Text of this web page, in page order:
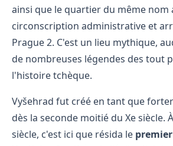
ainsi que le quartier du même nom
circonscription administrative et
Prague 2. C'est un lieu mythique,
de nombreuses légendes des tout
l'histoire tchèque.
Vyšehrad fut créé en tant que
dès la seconde moitié du Xe siècle.
siècle, c'est ici que résida le